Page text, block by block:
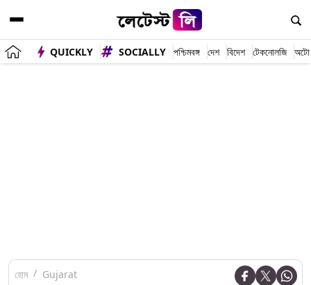
QUICKLY SOCIALLY পশ্চিমবঙ্গ দেশ বিদেশ টেকনোলজি অটো
হোম Gujarat